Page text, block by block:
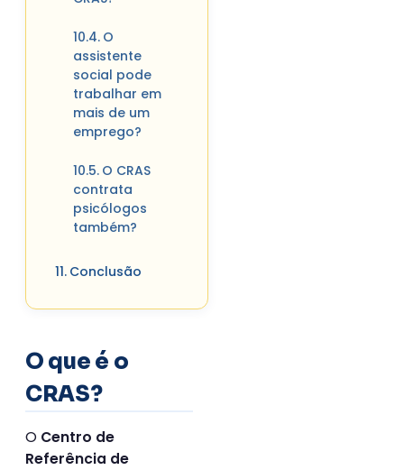
O
assistente
social pode
trabalhar em
mais de um
emprego?
O CRAS
contrata
psicólogos
também?
Conclusão
O que é o
CRAS?
O Centro de
Referência de